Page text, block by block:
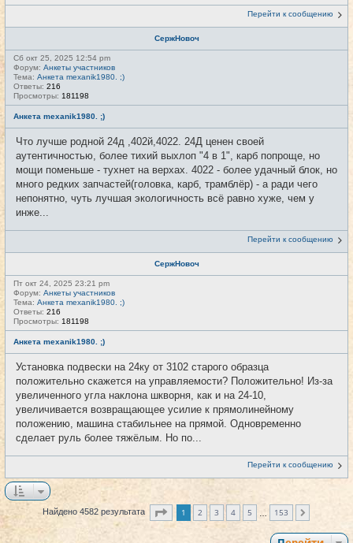
Перейти к сообщению
СержНовоч
Сб окт 25, 2025 12:54 pm
Форум: Анкеты участников
Тема: Анкета mexanik1980. ;)
Ответы: 216
Просмотры: 181198
Анкета mexanik1980. ;)
Что лучше родной 24д ,402й,4022. 24Д ценен своей
аутентичностью, более тихий выхлоп "4 в 1", карб попроще, но
мощи поменьше - тухнет на верхах. 4022 - более удачный блок, но
много редких запчастей(головка, карб, трамблёр) - а ради чего
непонятно, чуть лучшая экологичность всё равно хуже, чем у
инже...
Перейти к сообщению
СержНовоч
Пт окт 24, 2025 23:21 pm
Форум: Анкеты участников
Тема: Анкета mexanik1980. ;)
Ответы: 216
Просмотры: 181198
Анкета mexanik1980. ;)
Установка подвески на 24ку от 3102 старого образца
положительно скажется на управляемости? Положительно! Из-за
увеличенного угла наклона шкворня, как и на 24-10,
увеличивается возвращающее усилие к прямолинейному
положению, машина стабильнее на прямой. Одновременно
сделает руль более тяжёлым. Но по...
Перейти к сообщению
Найдено 4582 результата Страница из 153
1 2 3 4 5 153